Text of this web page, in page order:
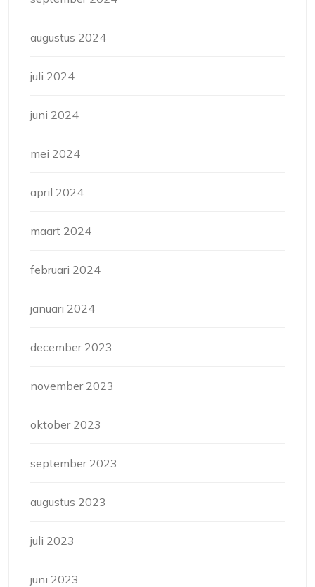
augustus 2024
juli 2024
juni 2024
mei 2024
april 2024
maart 2024
februari 2024
januari 2024
december 2023
november 2023
oktober 2023
september 2023
augustus 2023
juli 2023
juni 2023